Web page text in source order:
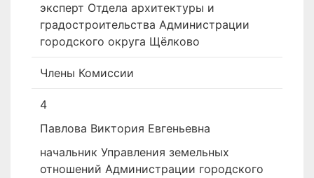
­эксперт Отдела архитектуры и
градостроительства Администрации
городского округа Щёлково
Члены Комиссии
4
Павлова Виктория Евгеньевна
начальник Управления земельных
отношений Администрации городского